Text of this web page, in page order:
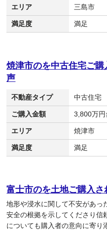
エリア 三島市
満足度 満足
焼津市のを中古住宅ご
声
不動産タイプ 中古住宅
ご購入金額 3,800万円
エリア 焼津市
満足度 満足
富士市のを土地ご購入
地形や浸水に関して不安があっ
安全の根拠を示してくださり信
についても購入者の意向に寄り